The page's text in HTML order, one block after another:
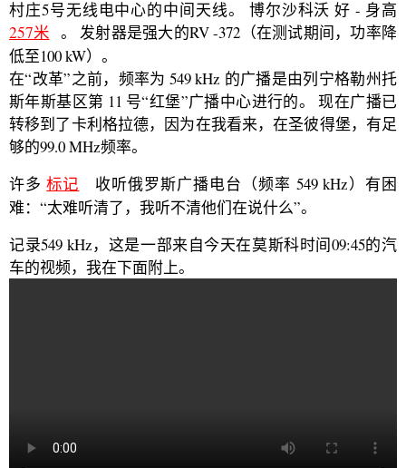
村庄5号无线电中心的中间天线。 博尔沙科沃 好 - 身高
257米 。 发射器是强大的RV -372（在测试期间，功率降
低至100 kW）。
在“改革”之前，频率为 549 kHz 的广播是由列宁格勒州托
斯年斯基区第 11 号“红堡”广播中心进行的。 现在广播已
转移到了卡利格拉德，因为在我看来，在圣彼得堡，有足
够的99.0 MHz频率。
许多标记
收听俄罗斯广播电台（频率 549 kHz）有困
难：“太难听清了，我听不清他们在说什么”。
记录549 kHz，这是一部来自今天在莫斯科时间09:45的汽
车的视频，我在下面附上。